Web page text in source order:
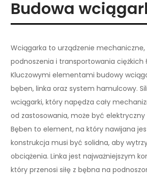
Budowa
Wciągarka to urządzenie mechaniczne,
podnoszenia i transportowania ciężkich
Kluczowymi elementami budowy
bęben, linka oraz system hamulcowy.
wciągarki, który napędza cały
od zastosowania, może być elektryczny
Bęben to element, na który nawijana
konstrukcja musi być solidna, aby
obciążenia. Linka jest najważniejszym
który przenosi siłę z bębna na